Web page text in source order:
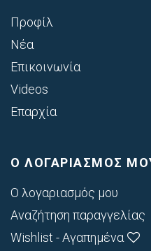
Προφίλ
Νέα
Επικοινωνία
Videos
Επαρχία
Ο ΛΟΓΑΡΙΑΣΜΟΣ
Ο λογαριασμός μου
Αναζήτηση παραγγελίας
Wishlist - Αγαπημένα